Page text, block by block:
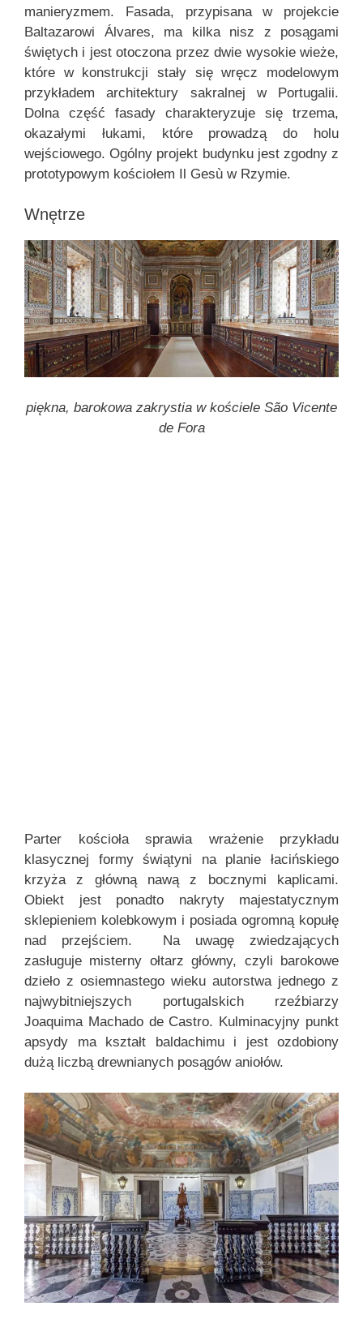
manieryzmem. Fasada, przypisana w projekcie
Baltazarowi Álvares, ma kilka nisz z posągami
świętych i jest otoczona przez dwie wysokie wieże,
które w konstrukcji stały się wręcz modelowym
przykładem architektury sakralnej w Portugalii.
Dolna część fasady charakteryzuje się trzema,
okazałymi łukami, które prowadzą do holu
wejściowego. Ogólny projekt budynku jest zgodny z
prototypowym kościołem Il Gesù w Rzymie.
Wnętrze
piękna, barokowa zakrystia w kościele São Vicente
de Fora
Parter kościoła sprawia wrażenie przykładu
klasycznej formy świątyni na planie łacińskiego
krzyża z główną nawą z bocznymi kaplicami.
Obiekt jest ponadto nakryty majestatycznym
sklepieniem kolebkowym i posiada ogromną kopułę
nad przejściem. Na uwagę zwiedzających
zasługuje misterny ołtarz główny, czyli barokowe
dzieło z osiemnastego wieku autorstwa jednego z
najwybitniejszych portugalskich rzeźbiarzy
Joaquima Machado de Castro. Kulminacyjny punkt
apsydy ma kształt baldachimu i jest ozdobiony
dużą liczbą drewnianych posągów aniołów.